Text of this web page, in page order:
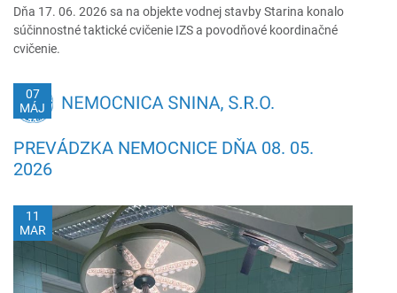
Dňa 17. 06. 2026 sa na objekte vodnej stavby Starina konalo
súčinnostné taktické cvičenie IZS a povodňové koordinačné
cvičenie.
07
MÁJ
PREVÁDZKA NEMOCNICE DŇA 08. 05.
2026
11
MAR